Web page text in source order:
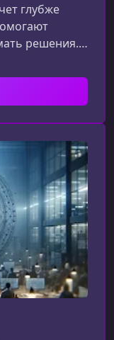
глубже
решения.
подходы,
процессов —
на
на реальных